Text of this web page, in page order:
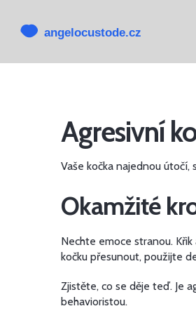
Agresivní
Vaše kočka najednou
Okamžité
Nechte emoce stranou.
kočku přesunout, použijte
Zjistěte, co se děje teď. Je
behavioristou.